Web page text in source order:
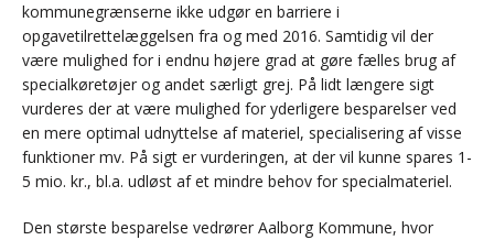
kommunegrænserne ikke udgør en barriere i
opgavetilrettelæggelsen fra og med 2016. Samtidig vil der
være mulighed for i endnu højere grad at gøre fælles brug af
specialkøretøjer og andet særligt grej. På lidt længere sigt
vurderes der at være mulighed for yderligere besparelser ved
en mere optimal udnyttelse af materiel, specialisering af visse
funktioner mv. På sigt er vurderingen, at der vil kunne spares 1-
5 mio. kr., bl.a. udløst af et mindre behov for specialmateriel.
Den største besparelse vedrører Aalborg Kommune, hvor